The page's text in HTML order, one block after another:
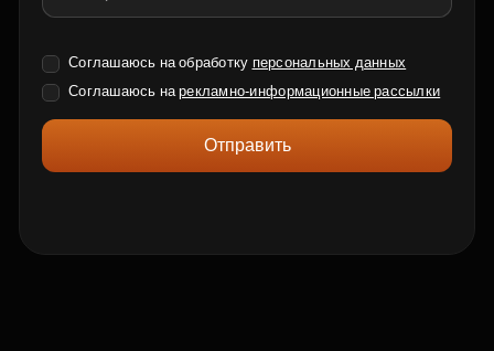
Соглашаюсь на обработку персональных данных
Соглашаюсь нарекламно-информационные рассылки
Отправить